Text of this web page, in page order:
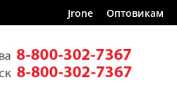
Jrone Оптовикам